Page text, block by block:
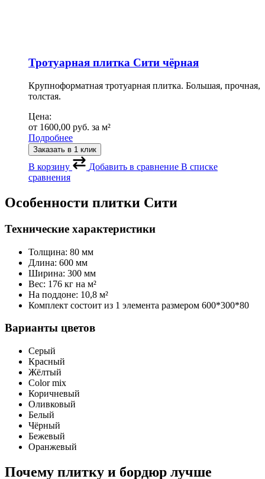
Тротуарная плитка Сити чёрная
Крупноформатная тротуарная плитка. Большая, прочная,
толстая.
Цена:
от 1600,00 руб. за м²
Подробнее
Заказать в 1 клик
В корзину Добавить в сравнение В списке
сравнения
Особенности плитки Сити
Технические характеристики
Толщина: 80 мм
Длина: 600 мм
Ширина: 300 мм
Вес: 176 кг на м²
На поддоне: 10,8 м²
Комплект состоит из 1 элемента размером 600*300*80
Варианты цветов
Серый
Красный
Жёлтый
Color mix
Коричневый
Оливковый
Белый
Чёрный
Бежевый
Оранжевый
Почему плитку и бордюр лучше